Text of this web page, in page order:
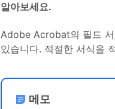
알아보세요.
Adobe Acrobat의 필드 서
있습니다. 적절한 서식을
메모